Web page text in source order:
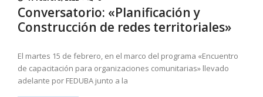
Conversatorio: «Planificación y
Construcción de redes territoriales»
El martes 15 de febrero, en el marco del programa «Encuentro
de capacitación para organizaciones comunitarias» llevado
adelante por FEDUBA junto a la